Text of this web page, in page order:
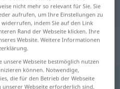
Übersetzung
nicht mehr so relevant für Sie. Sie
aufrufen, um Ihre Einstellungen zu
indem Sie auf den Link
Rand der Webseite klicken. Ihre
Website. Weitere Informationen
unsere Webseite bestmöglich nutzen
können. Notwendige,
die für den Betrieb der Webseite
Webseite erforderlich sind,